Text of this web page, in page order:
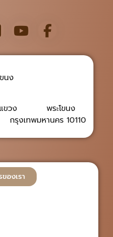
นง
ท แขวง พระโขนง
ทพมหานคร 10110
องเรา